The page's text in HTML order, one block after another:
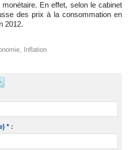
En effet, selon le cabinet
des prix à la consommation en
2012.
, Inflation
* :